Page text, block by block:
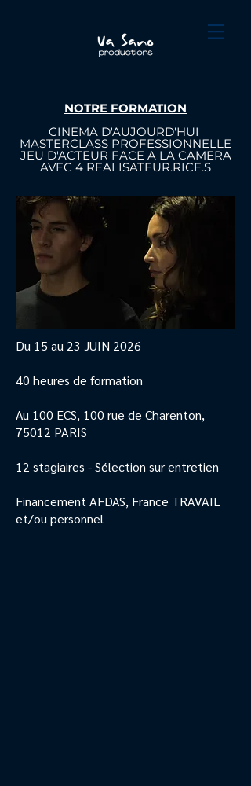
NOTRE FORMATION
CINEMA D'AUJOURD'HUI
MASTERCLASS PROFESSIONNELLE
JEU D'ACTEUR FACE A LA CAMERA
AVEC 4 REALISATEUR.RICE.S
Du 15 au 23 JUIN 2026
40 heures de formation
Au 100 ECS, 100 rue de Charenton,
75012 PARIS
12 stagiaires - Sélection sur entretien
Financement AFDAS, France TRAVAIL
et/ou personnel